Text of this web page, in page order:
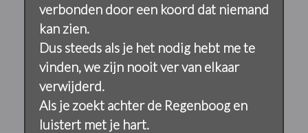
verbonden door een koord dat niemand
kan zien.
Dus steeds als je het nodig hebt me te
vinden, we zijn nooit ver van elkaar
verwijderd.
Als je zoekt achter de Regenboog en
luistert met je hart.